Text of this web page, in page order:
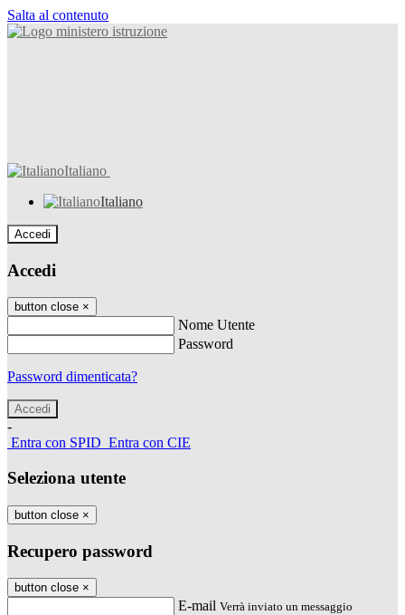
Salta al contenuto
Italiano
Italiano
Accedi
Accedi
button close ×
Nome Utente
Password
Password dimenticata?
-
Entra con SPID Entra con CIE
Seleziona utente
button close ×
Recupero password
button close ×
E-mail Verrà inviato un messaggio